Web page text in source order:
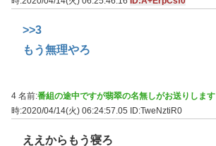
>>3
もう無理やろ
4 名前:番組の途中ですが翡翠の名無しがお送りします
時:2020/04/14(火) 06:24:57.05
ID:TweNztiR0
ええからもう寝ろ